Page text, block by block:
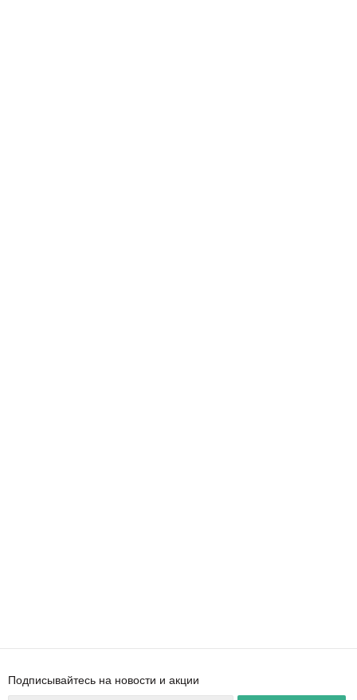
Подписывайтесь на новости и акции